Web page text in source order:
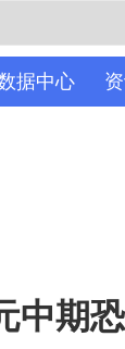
据中心
中期